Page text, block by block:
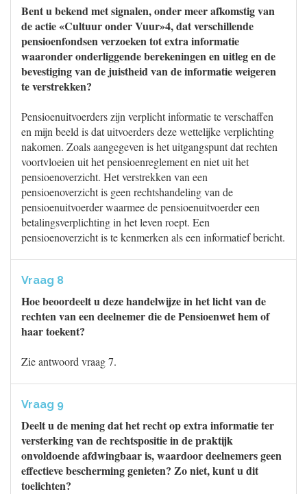
Bent u bekend met signalen, onder meer afkomstig van
de actie «Cultuur onder Vuur»4, dat verschillende
pensioenfondsen verzoeken tot extra informatie
waaronder onderliggende berekeningen en uitleg en de
bevestiging van de juistheid van de informatie weigeren
te verstrekken?
Pensioenuitvoerders zijn verplicht informatie te verschaffen
en mijn beeld is dat uitvoerders deze wettelijke verplichting
nakomen. Zoals aangegeven is het uitgangspunt dat rechten
voortvloeien uit het pensioenreglement en niet uit het
pensioenoverzicht. Het verstrekken van een
pensioenoverzicht is geen rechtshandeling van de
pensioenuitvoerder waarmee de pensioenuitvoerder een
betalingsverplichting in het leven roept. Een
pensioenoverzicht is te kenmerken als een informatief bericht.
Vraag 8
Hoe beoordeelt u deze handelwijze in het licht van de
rechten van een deelnemer die de Pensioenwet hem of
haar toekent?
Zie antwoord vraag 7.
Vraag 9
Deelt u de mening dat het recht op extra informatie ter
versterking van de rechtspositie in de praktijk
onvoldoende afdwingbaar is, waardoor deelnemers geen
effectieve bescherming genieten? Zo niet, kunt u dit
toelichten?